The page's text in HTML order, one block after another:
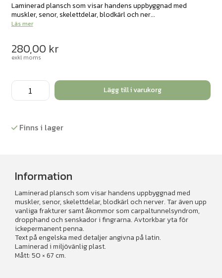
Laminerad plansch som visar handens uppbyggnad med
muskler, senor, skelettdelar, blodkärl och ner...
Läs mer
280,00 kr
exkl moms
Affisch
laminerad
Handen
Lägg till i varukorg
Finns i lager
Information
Laminerad plansch som visar handens uppbyggnad med
muskler, senor, skelettdelar, blodkärl och nerver. Tar även upp
vanliga frakturer samt åkommor som carpaltunnelsyndrom,
dropphand och senskador i fingrarna. Avtorkbar yta för
ickepermanent penna.
Text på engelska med detaljer angivna på latin.
Laminerad i miljövänlig plast.
Mått: 50 × 67 cm.